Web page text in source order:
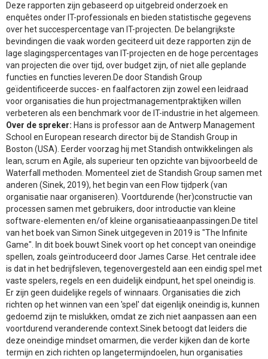
Deze rapporten zijn gebaseerd op uitgebreid onderzoek en
enquêtes onder IT-professionals en bieden statistische gegevens
over het succespercentage van IT-projecten. De belangrijkste
bevindingen die vaak worden geciteerd uit deze rapporten zijn de
lage slagingspercentages van IT-projecten en de hoge percentages
van projecten die over tijd, over budget zijn, of niet alle geplande
functies en functies leveren.De door Standish Group
geïdentificeerde succes- en faalfactoren zijn zowel een leidraad
voor organisaties die hun projectmanagementpraktijken willen
verbeteren als een benchmark voor de IT-industrie in het algemeen.
Over de spreker: Hans is professor aan de Antwerp Management
School en European research director bij de Standish Group in
Boston (USA). Eerder voorzag hij met Standish ontwikkelingen als
lean, scrum en Agile, als superieur ten opzichte van bijvoorbeeld de
Waterfall methoden. Momenteel ziet de Standish Group samen met
anderen (Sinek, 2019), het begin van een Flow tijdperk (van
organisatie naar organiseren). Voortdurende (her)constructie van
processen samen met gebruikers, door introductie van kleine
software-elementen en/of kleine organisatieaanpassingen.De titel
van het boek van Simon Sinek uitgegeven in 2019 is "The Infinite
Game". In dit boek bouwt Sinek voort op het concept van oneindige
spellen, zoals geïntroduceerd door James Carse. Het centrale idee
is dat in het bedrijfsleven, tegenovergesteld aan een eindig spel met
vaste spelers, regels en een duidelijk eindpunt, het spel oneindig is.
Er zijn geen duidelijke regels of winnaars. Organisaties die zich
richten op het winnen van een 'spel' dat eigenlijk oneindig is, kunnen
gedoemd zijn te mislukken, omdat ze zich niet aanpassen aan een
voortdurend veranderende context.Sinek betoogt dat leiders die
deze oneindige mindset omarmen, die verder kijken dan de korte
termijn en zich richten op langetermijndoelen, hun organisaties